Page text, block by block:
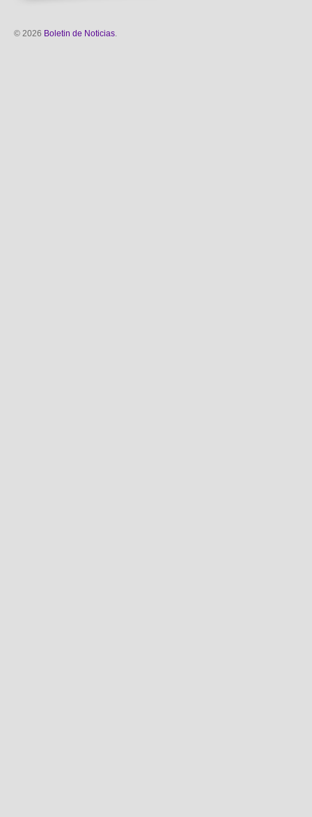
© 2026 Boletin de Noticias.